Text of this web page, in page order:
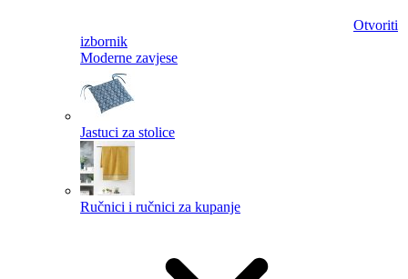
Otvoriti
izbornik
Moderne zavjese
Jastuci za stolice
Ručnici i ručnici za kupanje